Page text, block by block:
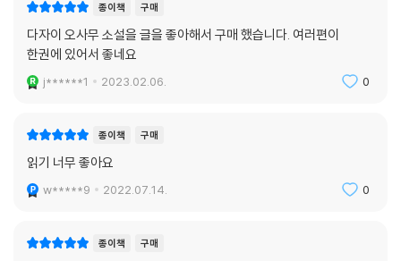
록인 「인간 실격」은 오늘날 젊은 독자들에게 꾸준한 사랑을 받고 있다.
“나는 열아홉 살 먹은 고교생이었다.
반에서 나 혼자만 두드러지게 호사스러운 옷차림을 하고 있었다.
특히 2030 청년 독자의 경우 자신의 사회적 특권을 의식하여 평생 부끄러
움을 느꼈던 다자이 오사무의 태도에서 ‘공정’과 ‘평등’에 예민하게 반응하
모습을 마주하기도 한다. 한편 동시대 작가 미시마 유키오가 “맨손 체조만
종이책 구매
다자이 오사무 소설을 글을 좋아해서 구매 했습니다. 여러편이
한권에 있어서 좋네요
j******1 2023.02.06. 0
종이책 구매
읽기 너무 좋아요
w*****9 2022.07.14. 0
종이책 구매